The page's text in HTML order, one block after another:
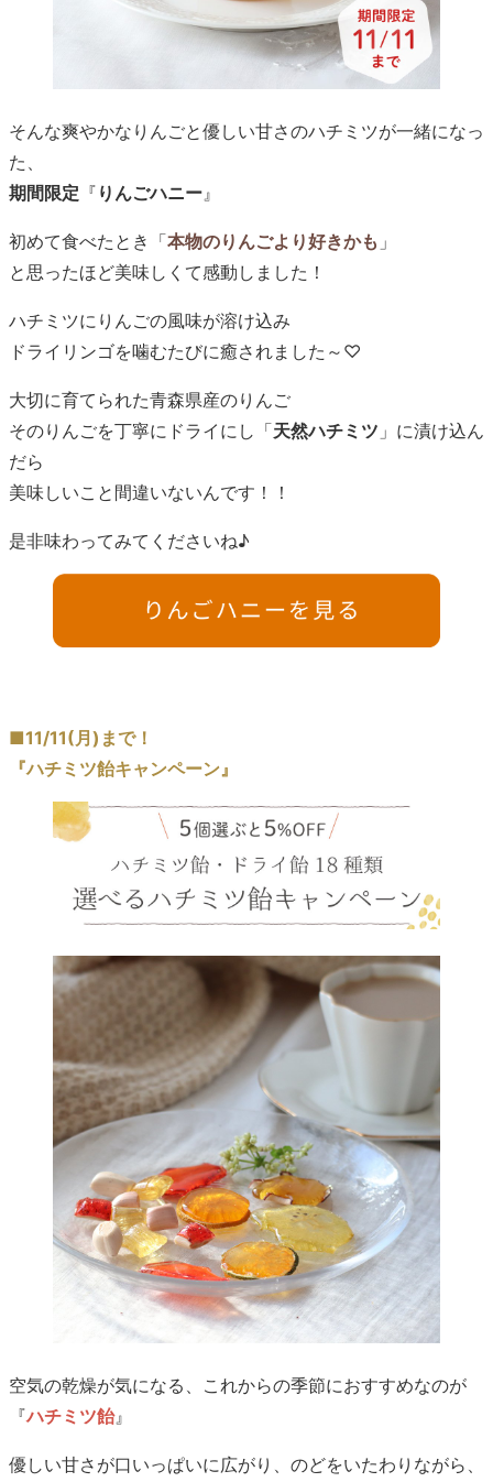
そんな爽やかなりんごと優しい甘さのハチミツが一緒になっ
た、
期間限定 『 りんごハニー 』
初めて食べたとき「本物のりんごより好きかも 」
と思ったほど美味しくて感動しました！
ハチミツにりんごの風味が溶け込み
ドライリンゴを噛むたびに癒されました～♡
大切に育てられた青森県産のりんご
そのりんごを丁寧にドライにし「天然ハチミツ 」に漬け込ん
だら
美味しいこと間違いないんです！！
是非味わってみてくださいね♪
■11/11(月)まで！
『ハチミツ飴キャンペーン』
空気の乾燥が気になる、これからの季節におすすめなのが
『ハチミツ飴』
優しい甘さが口いっぱいに広がり、のどをいたわりながら、